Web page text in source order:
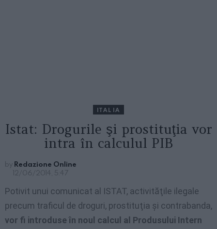
ITALIA
Istat: Drogurile şi prostituţia vor
intra în calculul PIB
by Redazione Online
12/06/2014, 5:47
Potivit unui comunicat al ISTAT, activităţile ilegale
precum traficul de droguri, prostituţia şi contrabanda,
vor fi introduse în noul calcul al Produsului Intern